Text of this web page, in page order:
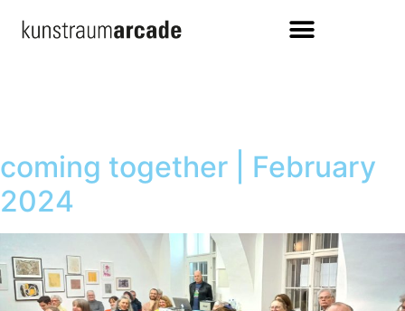
coming together | February
2024